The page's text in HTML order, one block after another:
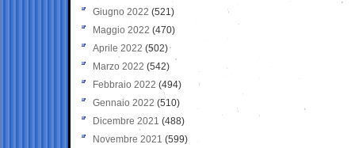
Giugno 2022 (521)
Maggio 2022 (470)
Aprile 2022 (502)
Marzo 2022 (542)
Febbraio 2022 (494)
Gennaio 2022 (510)
Dicembre 2021 (488)
Novembre 2021 (599)